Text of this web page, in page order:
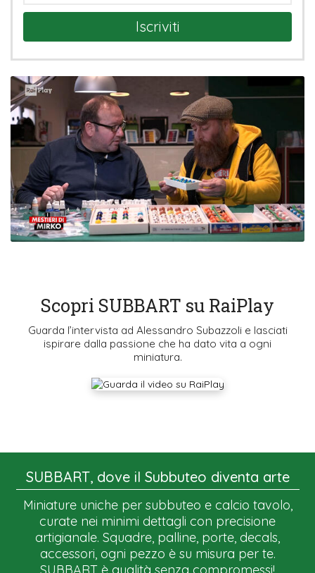
Iscriviti
Scopri SUBBART su RaiPlay
Guarda l’intervista ad Alessandro Subazzoli e lasciati
ispirare dalla passione che ha dato vita a ogni
miniatura.
SUBBART, dove il Subbuteo diventa arte
Miniature uniche per subbuteo e calcio tavolo,
curate nei minimi dettagli con precisione
artigianale. Squadre, palline, porte, decals,
accessori, ogni pezzo è su misura per te.
SUBBART è qualità senza compromessi!